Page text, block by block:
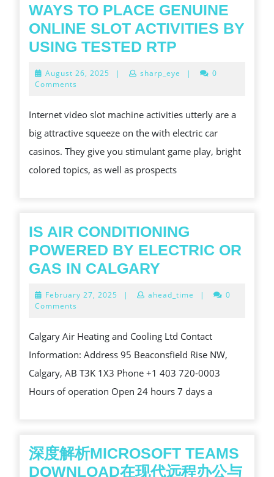
WAYS TO PLACE GENUINE
ONLINE SLOT ACTIVITIES BY
USING TESTED RTP
PLACE
ONLINE
SLOT
ACTIVITIES
BY
RTP
August 26, 2025 August
| sharp_eye |
0
Comments
Internet video slot machine activities utterly are a
big attractive squeeze on the with electric car
casinos. They give you stimulant game play, bright
colored topics, as well as prospects
IS AIR CONDITIONING
POWERED BY ELECTRIC OR
GAS IN CALGARY
CONDITIONING
BY
ELECTRIC
OR
GAS
February 27, 2025 February
| ahead_time |
0
Comments
Calgary Air Heating and Cooling Ltd Contact
Information: Address 95 Beaconsfield Rise NW,
Calgary, AB T3K 1X3 Phone +1 403 720-0003
Hours of operation Open 24 hours 7 days a
深度解析MICROSOFT TEAMS
DOWNLOAD在现代远程办公与